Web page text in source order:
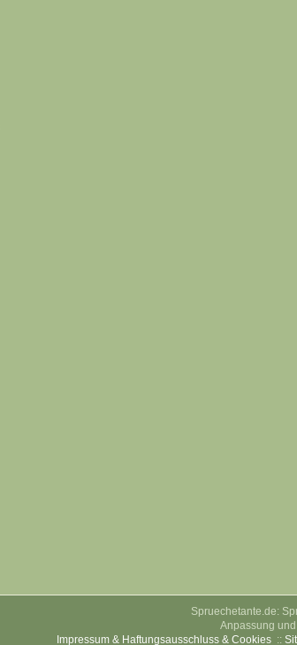
Spruechetante.de:
Anpassung
Impressum & Haftungsausschluss & Cookies::